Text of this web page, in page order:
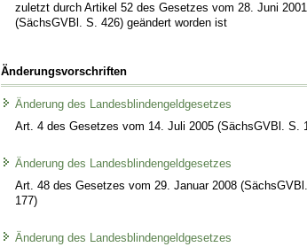
zuletzt durch Artikel 52 des Gesetzes vom 28. Juni 2001
(SächsGVBl. S. 426) geändert worden ist
Änderungsvorschriften
Änderung des Landesblindengeldgesetzes
Art. 4 des Gesetzes vom 14. Juli 2005 (SächsGVBl. S.
Änderung des Landesblindengeldgesetzes
Art. 48 des Gesetzes vom 29. Januar 2008
177)
Änderung des Landesblindengeldgesetzes